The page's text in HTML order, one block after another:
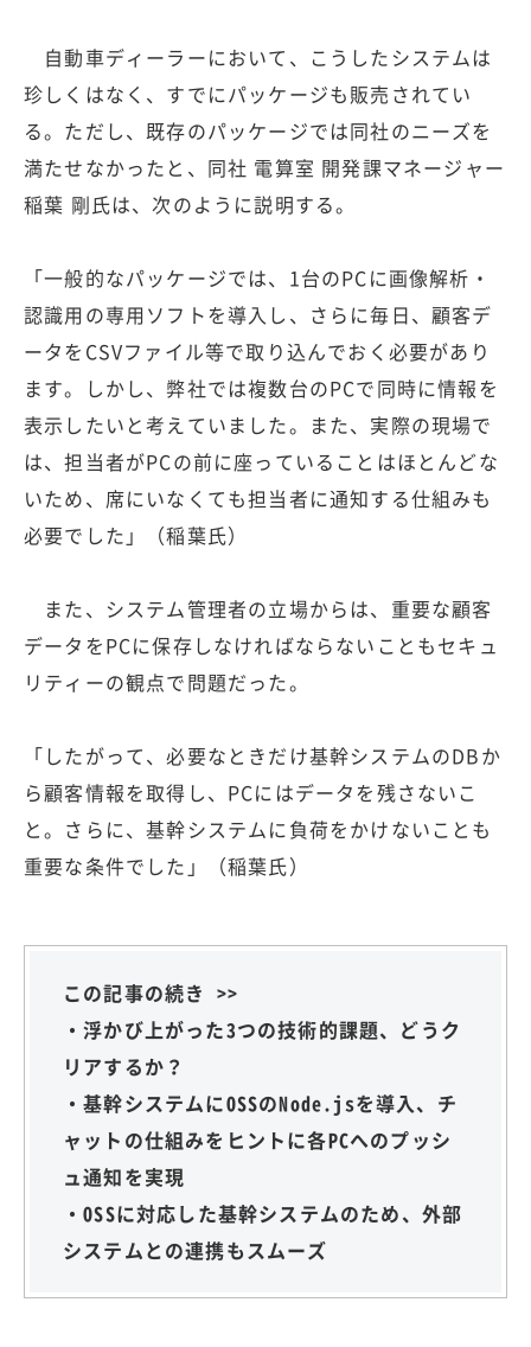
自動車ディーラーにおいて、こうしたシステムは
珍しくはなく、すでにパッケージも販売されてい
る。ただし、既存のパッケージでは同社のニーズを
満たせなかったと、同社 電算室 開発課マネージャー
稲葉 剛氏は、次のように説明する。
「一般的なパッケージでは、1台のPCに画像解析・
認識用の専用ソフトを導入し、さらに毎日、顧客デ
ータをCSVファイル等で取り込んでおく必要があり
ます。しかし、弊社では複数台のPCで同時に情報を
表示したいと考えていました。また、実際の現場で
は、担当者がPCの前に座っていることはほとんどな
いため、席にいなくても担当者に通知する仕組みも
必要でした」（稲葉氏）
また、システム管理者の立場からは、重要な顧客
データをPCに保存しなければならないこともセキュ
リティーの観点で問題だった。
「したがって、必要なときだけ基幹システムのDBか
ら顧客情報を取得し、PCにはデータを残さないこ
と。さらに、基幹システムに負荷をかけないことも
重要な条件でした」（稲葉氏）
この記事の続き >>
・浮かび上がった3つの技術的課題、どうク
リアするか？
・基幹システムにOSSのNode.jsを導入、チ
ャットの仕組みをヒントに各PCへのプッシ
ュ通知を実現
・OSSに対応した基幹システムのため、外部
システムとの連携もスムーズ